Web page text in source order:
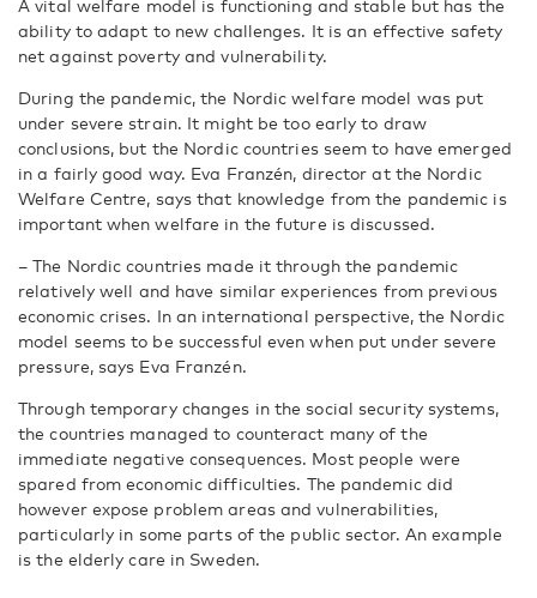
A vital welfare model is functioning and stable but has the
ability to adapt to new challenges. It is an effective safety
net against poverty and vulnerability.
During the pandemic, the Nordic welfare model was put
under severe strain. It might be too early to draw
conclusions, but the Nordic countries seem to have emerged
in a fairly good way. Eva Franzén, director at the Nordic
Welfare Centre, says that knowledge from the pandemic is
important when welfare in the future is discussed.
– The Nordic countries made it through the pandemic
relatively well and have similar experiences from previous
economic crises. In an international perspective, the Nordic
model seems to be successful even when put under severe
pressure, says Eva Franzén.
Through temporary changes in the social security systems,
the countries managed to counteract many of the
immediate negative consequences. Most people were
spared from economic difficulties. The pandemic did
however expose problem areas and vulnerabilities,
particularly in some parts of the public sector. An example
is the elderly care in Sweden.